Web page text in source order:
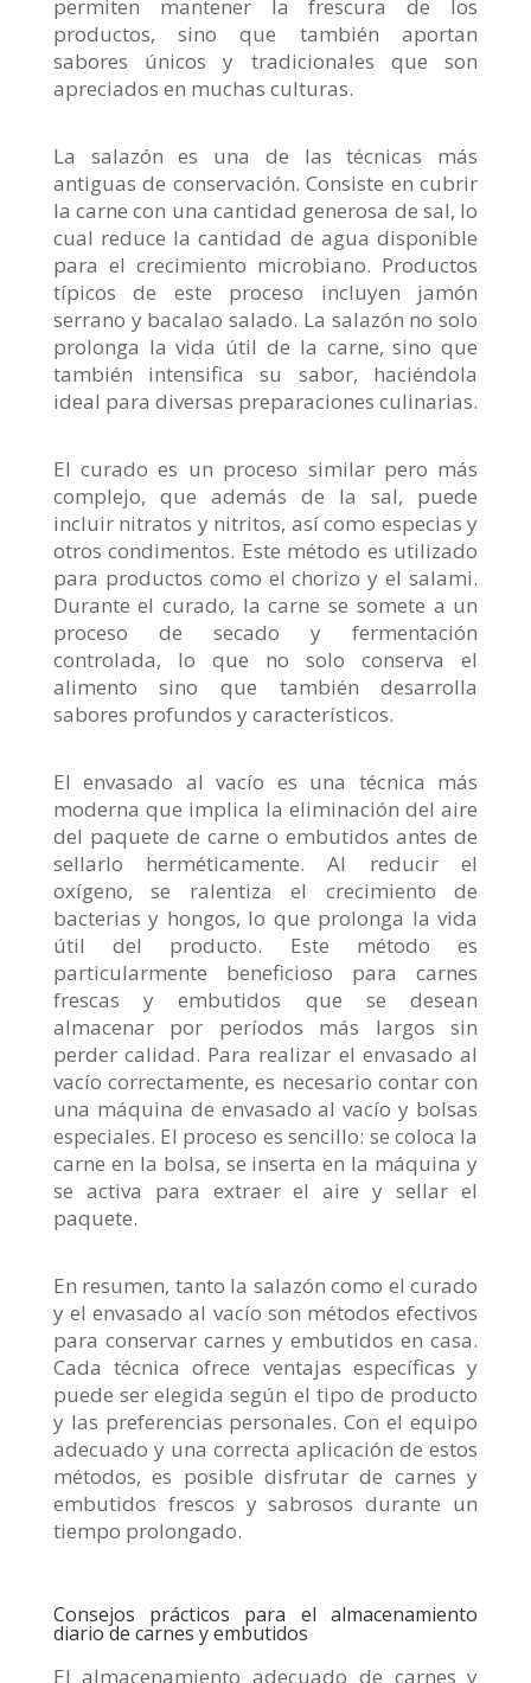
permiten mantener la frescura de los
productos, sino que también aportan
sabores únicos y tradicionales que son
apreciados en muchas culturas.
La salazón es una de las técnicas más
antiguas de conservación. Consiste en cubrir
la carne con una cantidad generosa de sal, lo
cual reduce la cantidad de agua disponible
para el crecimiento microbiano. Productos
típicos de este proceso incluyen jamón
serrano y bacalao salado. La salazón no solo
prolonga la vida útil de la carne, sino que
también intensifica su sabor, haciéndola
ideal para diversas preparaciones culinarias.
El curado es un proceso similar pero más
complejo, que además de la sal, puede
incluir nitratos y nitritos, así como especias y
otros condimentos. Este método es utilizado
para productos como el chorizo y el salami.
Durante el curado, la carne se somete a un
proceso de secado y fermentación
controlada, lo que no solo conserva el
alimento sino que también desarrolla
sabores profundos y característicos.
El envasado al vacío es una técnica más
moderna que implica la eliminación del aire
del paquete de carne o embutidos antes de
sellarlo herméticamente. Al reducir el
oxígeno, se ralentiza el crecimiento de
bacterias y hongos, lo que prolonga la vida
útil del producto. Este método es
particularmente beneficioso para carnes
frescas y embutidos que se desean
almacenar por períodos más largos sin
perder calidad. Para realizar el envasado al
vacío correctamente, es necesario contar con
una máquina de envasado al vacío y bolsas
especiales. El proceso es sencillo: se coloca la
carne en la bolsa, se inserta en la máquina y
se activa para extraer el aire y sellar el
paquete.
En resumen, tanto la salazón como el curado
y el envasado al vacío son métodos efectivos
para conservar carnes y embutidos en casa.
Cada técnica ofrece ventajas específicas y
puede ser elegida según el tipo de producto
y las preferencias personales. Con el equipo
adecuado y una correcta aplicación de estos
métodos, es posible disfrutar de carnes y
embutidos frescos y sabrosos durante un
tiempo prolongado.
Consejos prácticos para el almacenamiento
diario de carnes y embutidos
El almacenamiento adecuado de carnes y